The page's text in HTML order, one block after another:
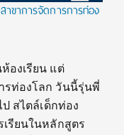
าขาการจัดการการท่อง
องเรียน แต่
รท่องโลก วันนี้รุ่นพี่
สไตล์เด็กท่อง
เรียนในหลักสูตร